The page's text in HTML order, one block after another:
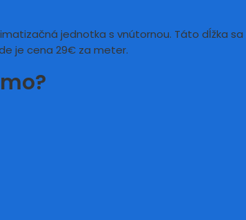
jednotka s vnútornou. Táto dĺžka
je cena 29€ za meter.